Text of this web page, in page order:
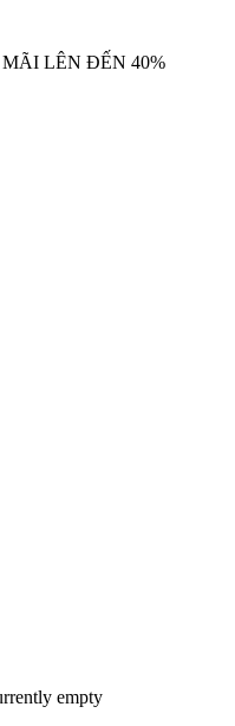
LÊN ĐẾN 40%
empty